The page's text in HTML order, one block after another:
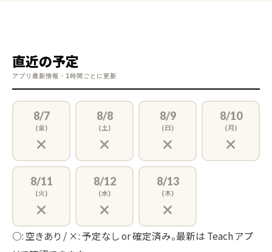
直近の予定
アプリ最新情報・1時間ごとに更新
8/7
(金)
×
8/8
(土)
×
8/9
(日)
×
8/10
(月)
×
8/11
(火)
×
8/12
(水)
×
8/13
(木)
×
○: 空きあり / ×: 予定なし or 確定済み。最新は Teach アプ